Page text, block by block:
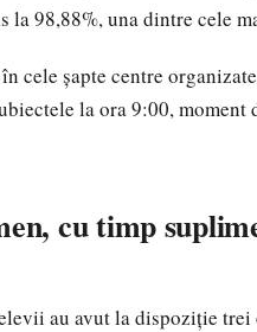
la 98,88%, una dintre cele
cele șapte centre
la ora 9:00,
cu timp
au avut la dispoziție trei